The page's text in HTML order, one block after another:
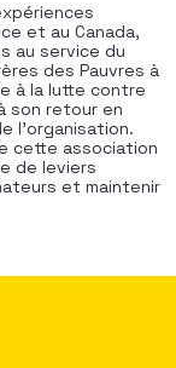
et au Canada,
au service du
des Pauvres à
à la lutte contre
son retour en
l’organisation.
cette association
de leviers
et maintenir